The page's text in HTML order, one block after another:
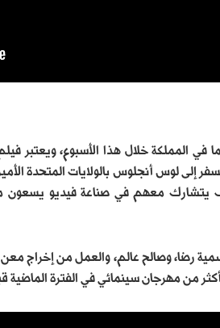
المملكة خلال هذا الأسبوع، ويعتبر
إلى لوس أنجلوس بالولايات المتحدة
يتشارك معهم في صناعة فيديو يسعون
رضا، وصالح عالم، والعمل من إخراج